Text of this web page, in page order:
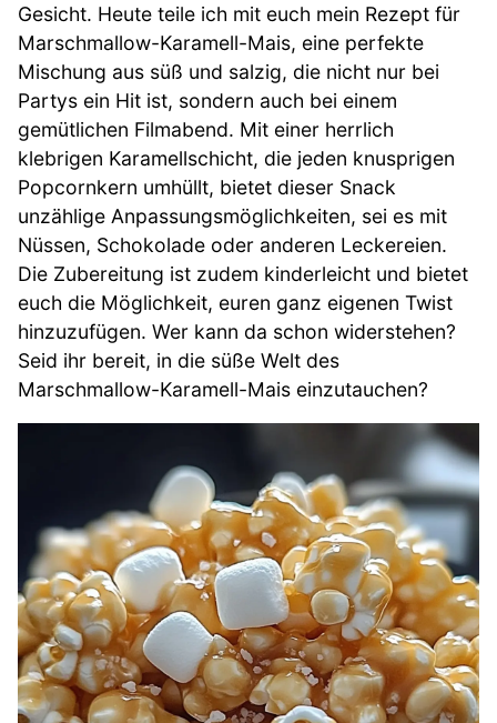
Gesicht. Heute teile ich mit euch mein Rezept für
Marschmallow-Karamell-Mais, eine perfekte
Mischung aus süß und salzig, die nicht nur bei
Partys ein Hit ist, sondern auch bei einem
gemütlichen Filmabend. Mit einer herrlich
klebrigen Karamellschicht, die jeden knusprigen
Popcornkern umhüllt, bietet dieser Snack
unzählige Anpassungsmöglichkeiten, sei es mit
Nüssen, Schokolade oder anderen Leckereien.
Die Zubereitung ist zudem kinderleicht und bietet
euch die Möglichkeit, euren ganz eigenen Twist
hinzuzufügen. Wer kann da schon widerstehen?
Seid ihr bereit, in die süße Welt des
Marschmallow-Karamell-Mais einzutauchen?